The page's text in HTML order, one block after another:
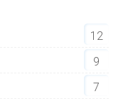
12
9
7